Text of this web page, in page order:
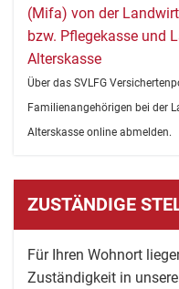
(Mifa) von der
bzw. Pflegekasse und
Alterskasse
Über das SVLFG
Familienangehörigen bei der
Alterskasse online abmelden.
ZUSTÄNDIGE
Für Ihren Wohnort
Zuständigkeit in